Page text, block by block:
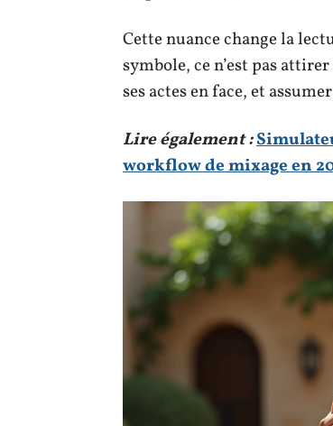
Cette nuance change la
symbole, ce n’est pas
ses actes en face, et
Lire également :
workflow de mixage en